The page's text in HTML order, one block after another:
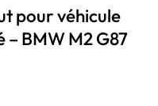
pour véhicule
BMW M2 G87